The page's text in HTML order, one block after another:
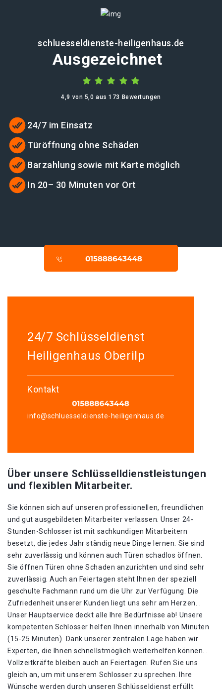
schluesseldienste-heiligenhaus.de
Ausgezeichnet
4,9 von 5,0 aus 173 Bewertungen
24/7 im Einsatz
Türöffnung ohne Schäden
Barzahlung sowie mit Karte möglich
In 20– 30 Minuten vor Ort
24/7 Schlüsseldienst
Heiligenhaus Oberilp
Kontakt
info@schluesseldienste-heiligenhaus.de
Über unsere Schlüsselldienstleistungen
und flexiblen Mitarbeiter.
Sie können sich auf unseren professionellen, freundlichen
und gut ausgebildeten Mitarbeiter verlassen. Unser 24-
Stunden-Schlosser ist mit sachkundigen Mitarbeitern
besetzt, die jedes Jahr ständig neue Dinge lernen. Sie sind
sehr zuverlässig und können auch Türen schadlos öffnen.
Sie öffnen Türen ohne Schaden anzurichten und sind sehr
zuverlässig. Auch an Feiertagen steht Ihnen der speziell
geschulte Fachmann rund um die Uhr zur Verfügung. Die
Zufriedenheit unserer Kunden liegt uns sehr am Herzen. .
Unser Hauptservice deckt alle Ihre Bedürfnisse ab! Unsere
kompetenten Schlosser helfen Ihnen innerhalb von Minuten
(15-25 Minuten). Dank unserer zentralen Lage haben wir
Experten, die Ihnen schnellstmöglich weiterhelfen können. .
Vollzeitkräfte bleiben auch an Feiertagen. Rufen Sie uns
gleich an, um mit unserem Schlosser zu sprechen. Ihre
Wünsche werden durch unseren Schlüsseldienst erfüllt.